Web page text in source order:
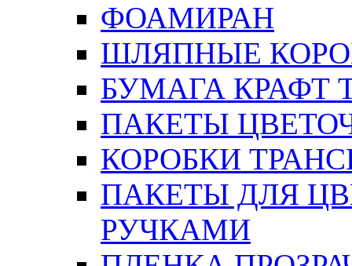
ФОАМИРАН
ШЛЯПНЫЕ
БУМАГА КРАФТ
ПАКЕТЫ
КОРОБКИ
ПАКЕТЫ ДЛЯ
РУЧКАМИ